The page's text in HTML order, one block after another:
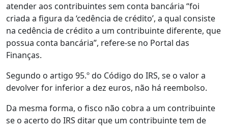
atender aos contribuintes sem conta bancária “foi
criada a figura da ‘cedência de crédito’, a qual consiste
na cedência de crédito a um contribuinte diferente, que
possua conta bancária”, refere-se no Portal das
Finanças.
Segundo o artigo 95.º do Código do IRS, se o valor a
devolver for inferior a dez euros, não há reembolso.
Da mesma forma, o fisco não cobra a um contribuinte
se o acerto do IRS ditar que um contribuinte tem de